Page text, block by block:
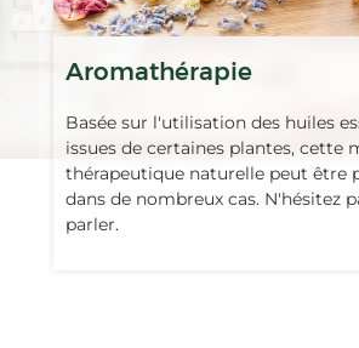
Aromathérapie
Basée sur l'utilisation des huiles
issues de certaines plantes, cette
thérapeutique naturelle peut être
dans de nombreux cas. N'hésitez
parler.